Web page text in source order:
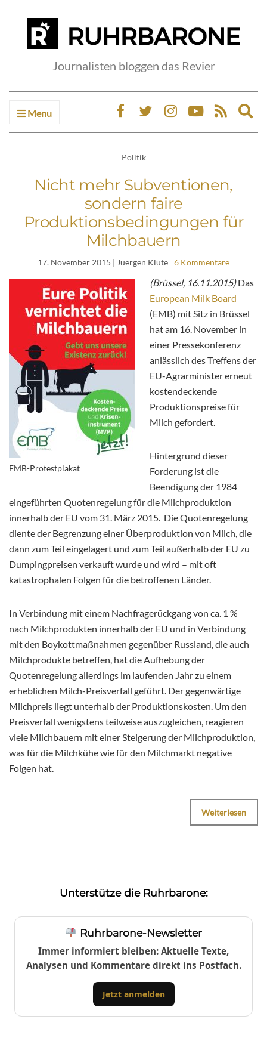
Journalisten bloggen das Revier
Menu
Politik
Nicht mehr Subventionen,
sondern faire
Produktionsbedingungen für
Milchbauern
17. November 2015 | Juergen Klute 6 Kommentare
EMB-Protestplakat
(Brüssel, 16.11.2015)Das
European Milk Board
(EMB) mit Sitz in Brüssel
hat am 16. November in
einer Pressekonferenz
anlässlich des Treffens der
EU-Agrarminister erneut
kostendeckende
Produktionspreise für
Milch gefordert.
Hintergrund dieser
Forderung ist die
Beendigung der 1984
eingeführten Quotenregelung für die Milchproduktion
innerhalb der EU vom 31. März 2015. Die Quotenregelung
diente der Begrenzung einer Überproduktion von Milch, die
dann zum Teil eingelagert und zum Teil außerhalb der EU zu
Dumpingpreisen verkauft wurde und wird – mit oft
katastrophalen Folgen für die betroffenen Länder.
In Verbindung mit einem Nachfragerückgang von ca. 1 %
nach Milchprodukten innerhalb der EU und in Verbindung
mit den Boykottmaßnahmen gegenüber Russland, die auch
Milchprodukte betreffen, hat die Aufhebung der
Quotenregelung allerdings im laufenden Jahr zu einem
erheblichen Milch-Preisverfall geführt. Der gegenwärtige
Milchpreis liegt unterhalb der Produktionskosten. Um den
Preisverfall wenigstens teilweise auszugleichen, reagieren
viele Milchbauern mit einer Steigerung der Milchproduktion,
was für die Milchkühe wie für den Milchmarkt negative
Folgen hat.
Weiterlesen
Unterstütze die Ruhrbarone:
Ruhrbarone-Newsletter
Immer informiert bleiben: Aktuelle Texte,
Analysen und Kommentare direkt ins Postfach.
Jetzt anmelden